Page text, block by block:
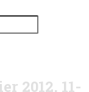
2012, 11-